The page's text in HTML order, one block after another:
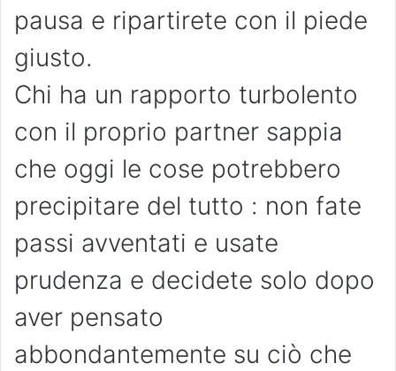
pausa e ripartirete con il piede
giusto.
Chi ha un rapporto turbolento
con il proprio partner sappia
che oggi le cose potrebbero
precipitare del tutto : non fate
passi avventati e usate
prudenza e decidete solo dopo
aver pensato
abbondantemente su ciò che